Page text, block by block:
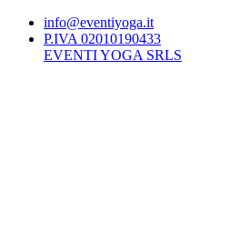
info@eventiyoga.it
P.IVA 02010190433
EVENTI YOGA SRLS